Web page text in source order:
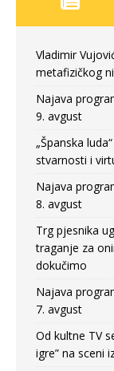
Vladimir
metafizičkog
Najava
9. avgust
„Španska
stvarnosti i
Najava
8. avgust
Trg pjesnika
traganje za
dokučimo
Najava
7. avgust
Od kultne TV
igre” na sceni